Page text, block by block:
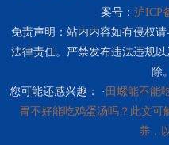
案号： 沪ICP
免责声明：站内内容如有侵权
法律责任。严禁发布违法违规
除。
您可能还感兴趣： · 田螺能不能
胃不好能吃鸡蛋汤吗？此文可
养，